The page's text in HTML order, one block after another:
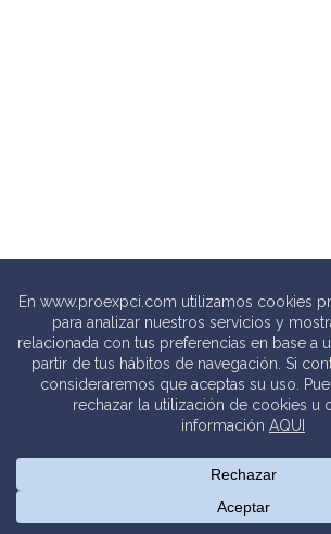
© 2020 PROEXPCI. PROTECCIÓN CONTRA
Thebits_Creative Studio |Política de privacidad.